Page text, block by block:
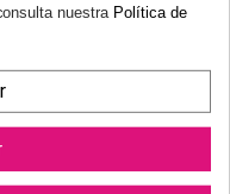
nuestra Política de